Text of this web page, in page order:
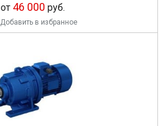
от 46 000 руб.
Добавить в избранное